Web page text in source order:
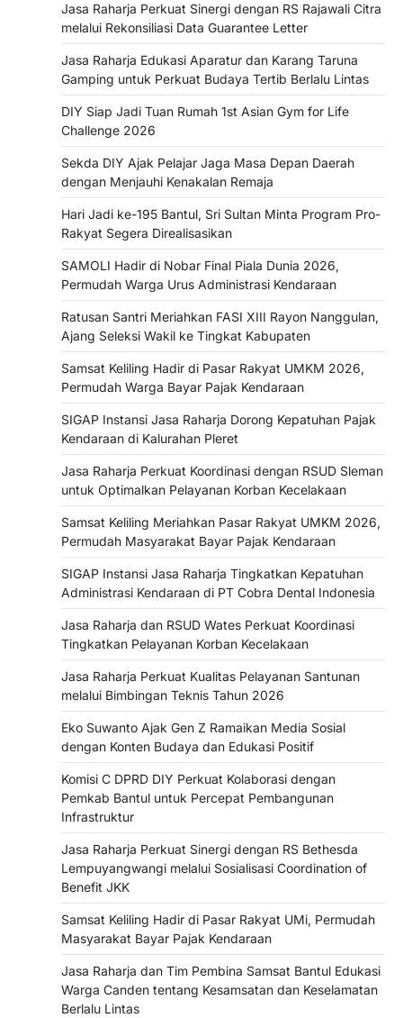
Jasa Raharja Perkuat Sinergi dengan RS Rajawali Citra
melalui Rekonsiliasi Data Guarantee Letter
Jasa Raharja Edukasi Aparatur dan Karang Taruna
Gamping untuk Perkuat Budaya Tertib Berlalu Lintas
DIY Siap Jadi Tuan Rumah 1st Asian Gym for Life
Challenge 2026
Sekda DIY Ajak Pelajar Jaga Masa Depan Daerah
dengan Menjauhi Kenakalan Remaja
Hari Jadi ke-195 Bantul, Sri Sultan Minta Program Pro-
Rakyat Segera Direalisasikan
SAMOLI Hadir di Nobar Final Piala Dunia 2026,
Permudah Warga Urus Administrasi Kendaraan
Ratusan Santri Meriahkan FASI XIII Rayon Nanggulan,
Ajang Seleksi Wakil ke Tingkat Kabupaten
Samsat Keliling Hadir di Pasar Rakyat UMKM 2026,
Permudah Warga Bayar Pajak Kendaraan
SIGAP Instansi Jasa Raharja Dorong Kepatuhan Pajak
Kendaraan di Kalurahan Pleret
Jasa Raharja Perkuat Koordinasi dengan RSUD Sleman
untuk Optimalkan Pelayanan Korban Kecelakaan
Samsat Keliling Meriahkan Pasar Rakyat UMKM 2026,
Permudah Masyarakat Bayar Pajak Kendaraan
SIGAP Instansi Jasa Raharja Tingkatkan Kepatuhan
Administrasi Kendaraan di PT Cobra Dental Indonesia
Jasa Raharja dan RSUD Wates Perkuat Koordinasi
Tingkatkan Pelayanan Korban Kecelakaan
Jasa Raharja Perkuat Kualitas Pelayanan Santunan
melalui Bimbingan Teknis Tahun 2026
Eko Suwanto Ajak Gen Z Ramaikan Media Sosial
dengan Konten Budaya dan Edukasi Positif
Komisi C DPRD DIY Perkuat Kolaborasi dengan
Pemkab Bantul untuk Percepat Pembangunan
Infrastruktur
Jasa Raharja Perkuat Sinergi dengan RS Bethesda
Lempuyangwangi melalui Sosialisasi Coordination of
Benefit JKK
Samsat Keliling Hadir di Pasar Rakyat UMi, Permudah
Masyarakat Bayar Pajak Kendaraan
Jasa Raharja dan Tim Pembina Samsat Bantul Edukasi
Warga Canden tentang Kesamsatan dan Keselamatan
Berlalu Lintas